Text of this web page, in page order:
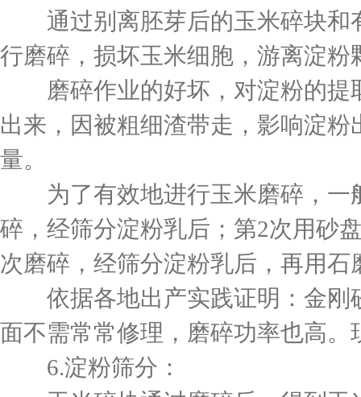
通过别离胚芽后的玉米碎块和
行磨碎，损坏玉米细胞，游离淀
磨碎作业的好坏，对淀粉的提
出来，因被粗细渣带走，影响淀
量。
为了有效地进行玉米磨碎，一
碎，经筛分淀粉乳后；第2次用砂
次磨碎，经筛分淀粉乳后，再用石
依据各地出产实践证明：金刚
面不需常常修理，磨碎功率也高
6.淀粉筛分：